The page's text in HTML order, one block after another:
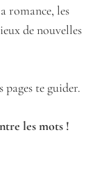
romance, les
de nouvelles
te guider.
les mots !